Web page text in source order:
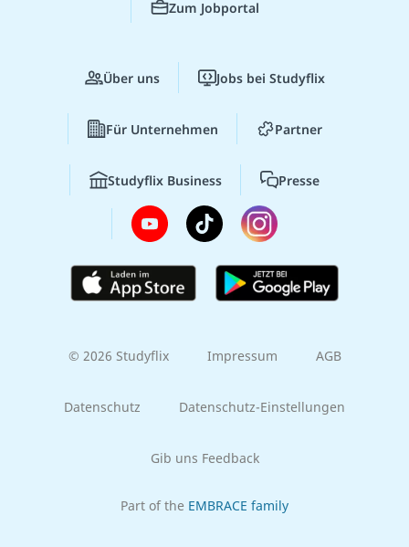
Zum Jobportal
Über uns Jobs bei Studyflix
Für Unternehmen Partner
Studyflix Business Presse
© 2026 Studyflix Impressum AGB
Datenschutz Datenschutz-Einstellungen
Gib uns Feedback
Part of the EMBRACE family